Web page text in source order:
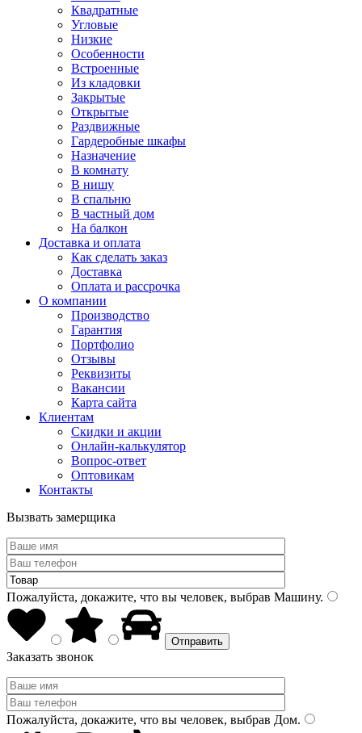
Квадратные
Угловые
Низкие
Особенности
Встроенные
Из кладовки
Закрытые
Открытые
Раздвижные
Гардеробные шкафы
Назначение
В комнату
В нишу
В спальню
В частный дом
На балкон
Доставка и оплата
Как сделать заказ
Доставка
Оплата и рассрочка
О компании
Производство
Гарантия
Портфолио
Отзывы
Реквизиты
Вакансии
Карта сайта
Клиентам
Скидки и акции
Онлайн-калькулятор
Вопрос-ответ
Оптовикам
Контакты
Вызвать замерщика
Пожалуйста, докажите, что вы человек, выбрав Машину.
Заказать звонок
Пожалуйста, докажите, что вы человек, выбрав Дом.